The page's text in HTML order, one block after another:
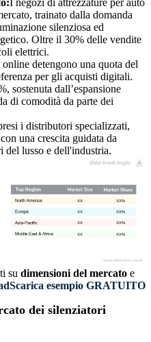
I negozi di attrezzature per auto
trainato dalla domanda
silenziosa ed
Oltre il 30% delle vendite
elettrici.
detengono una quota del
per gli acquisti digitali.
sostenuta dall’espansione
di comodità da parte dei
i distributori specializzati,
una crescita guidata da
del lusso e dell'industria.
XX%
XX
XX%
XX
XX%
XX
XX%
XX
su dimensioni del mercato e
Scarica esempio GRATUITO
dei silenziatori